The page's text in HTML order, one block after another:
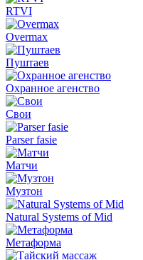
RTVI
Overmax
Пуштаев
Охранное агенство
Свои
Parser fasie
Матчи
Музтон
Natural Systems of Mid
Метаформа